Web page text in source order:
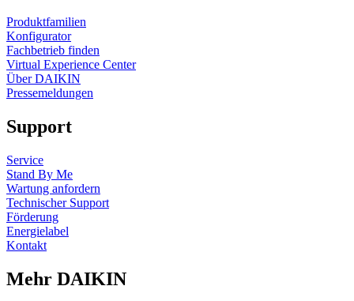
Produktfamilien
Konfigurator
Fachbetrieb finden
Virtual Experience Center
Über DAIKIN
Pressemeldungen
Support
Service
Stand By Me
Wartung anfordern
Technischer Support
Förderung
Energielabel
Kontakt
Mehr DAIKIN